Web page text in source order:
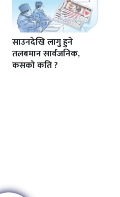
साउनदेखि लागु हुने
तलबमान सार्वजनिक,
कसको कति ?